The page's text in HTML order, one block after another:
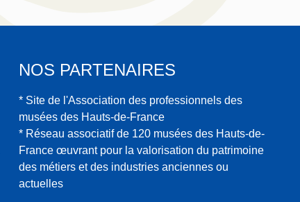
NOS PARTENAIRES
* Site de l'Association des professionnels des
musées des Hauts-de-France
* Réseau associatif de 120 musées des Hauts-de-
France œuvrant pour la valorisation du patrimoine
des métiers et des industries anciennes ou
actuelles